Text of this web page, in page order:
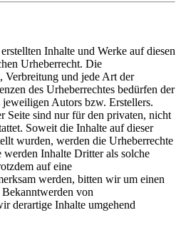
Inhalte und Werke auf diesen
Urheberrecht. Die
und jede Art der
des Urheberrechtes bedürfen der
Autors bzw. Erstellers.
Seite sind nur für den privaten, nicht
Soweit die Inhalte auf dieser
wurden, werden die Urheberrechte
werden Inhalte Dritter als solche
auf eine
werden, bitten wir um einen
von
derartige Inhalte umgehend